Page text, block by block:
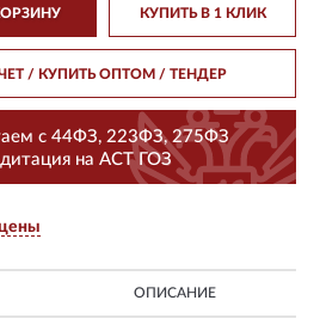
КУПИТЬ В 1 КЛИК
/ КУПИТЬ ОПТОМ/ ТЕНДЕР
с 44ФЗ, 223ФЗ, 275ФЗ
на АСТ ГОЗ
ОПИСАНИЕ